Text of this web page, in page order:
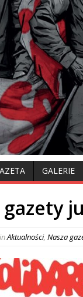
GALERIE
Aktualności, Nasza